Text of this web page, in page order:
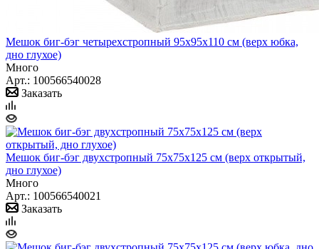
Мешок биг-бэг четырехстропный 95x95x110 см (верх юбка,
дно глухое)
Много
Арт.: 100566540028
Заказать
Мешок биг-бэг двухстропный 75x75x125 см (верх открытый,
дно глухое)
Много
Арт.: 100566540021
Заказать